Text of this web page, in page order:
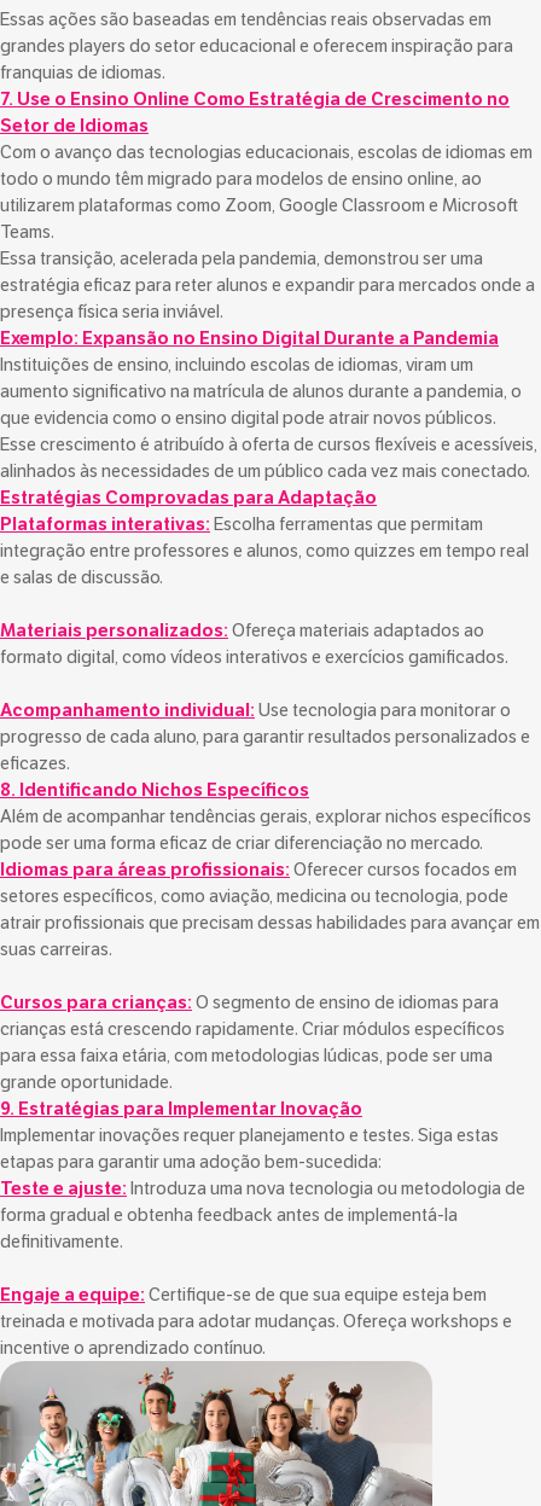
Essas ações são baseadas em tendências reais observadas em
grandes players do setor educacional e oferecem inspiração para
franquias de idiomas.
7. Use o Ensino Online Como Estratégia de Crescimento no
Setor de Idiomas
Com o avanço das tecnologias educacionais, escolas de idiomas em
todo o mundo têm migrado para modelos de ensino online, ao
utilizarem plataformas como Zoom, Google Classroom e Microsoft
Teams.
Essa transição, acelerada pela pandemia, demonstrou ser uma
estratégia eficaz para reter alunos e expandir para mercados onde a
presença física seria inviável.
Exemplo: Expansão no Ensino Digital Durante a Pandemia
Instituições de ensino, incluindo escolas de idiomas, viram um
aumento significativo na matrícula de alunos durante a pandemia, o
que evidencia como o ensino digital pode atrair novos públicos.
Esse crescimento é atribuído à oferta de cursos flexíveis e acessíveis,
alinhados às necessidades de um público cada vez mais conectado.
Estratégias Comprovadas para Adaptação
Plataformas interativas: Escolha ferramentas que permitam
integração entre professores e alunos, como quizzes em tempo real
e salas de discussão.
Materiais personalizados: Ofereça materiais adaptados ao
formato digital, como vídeos interativos e exercícios gamificados.
Acompanhamento individual: Use tecnologia para monitorar o
progresso de cada aluno, para garantir resultados personalizados e
eficazes.
8. Identificando Nichos Específicos
Além de acompanhar tendências gerais, explorar nichos específicos
pode ser uma forma eficaz de criar diferenciação no mercado.
Idiomas para áreas profissionais: Oferecer cursos focados em
setores específicos, como aviação, medicina ou tecnologia, pode
atrair profissionais que precisam dessas habilidades para avançar em
suas carreiras.
Cursos para crianças: O segmento de ensino de idiomas para
crianças está crescendo rapidamente. Criar módulos específicos
para essa faixa etária, com metodologias lúdicas, pode ser uma
grande oportunidade.
9. Estratégias para Implementar Inovação
Implementar inovações requer planejamento e testes. Siga estas
etapas para garantir uma adoção bem-sucedida:
Teste e ajuste: Introduza uma nova tecnologia ou metodologia de
forma gradual e obtenha feedback antes de implementá-la
definitivamente.
Engaje a equipe: Certifique-se de que sua equipe esteja bem
treinada e motivada para adotar mudanças. Ofereça workshops e
incentive o aprendizado contínuo.